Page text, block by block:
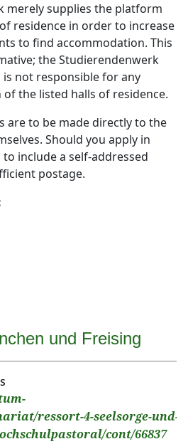
merely supplies the platform
residence in order to increase
to find accommodation. This
the Studierendenwerk
not responsible for any
the listed halls of residence.
are to be made directly to the
Should you apply in
include a self-addressed
postage.
und Freising
ressort-4-seelsorge-und-
cont/66837